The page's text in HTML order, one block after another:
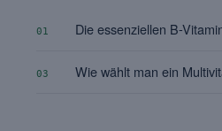
01 Die essenziellen B-
03 Wie wählt man ein